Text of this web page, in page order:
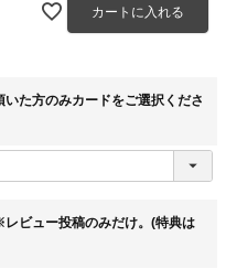
カートに入れる
た方のみカードをご選択くださ
ビュー投稿のみだけ。(特典は